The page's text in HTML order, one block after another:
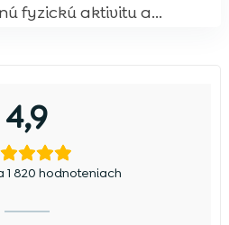
fyzickú aktivitu a...
4,9
1 820 hodnoteniach